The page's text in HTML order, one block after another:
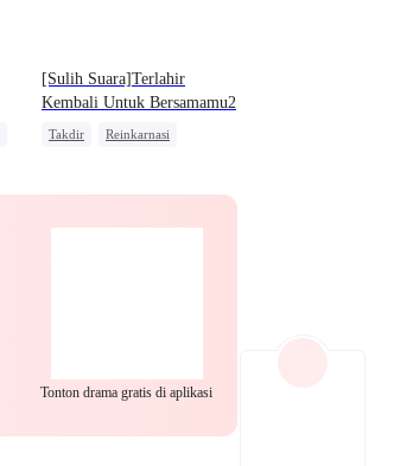
EP 26 EP 27
EP 29 EP 30
[Sulih Suara]Terlahir
Kembali Untuk Bersamamu2
Takdir
Reinkarnasi
Tonton drama gratis di aplikasi